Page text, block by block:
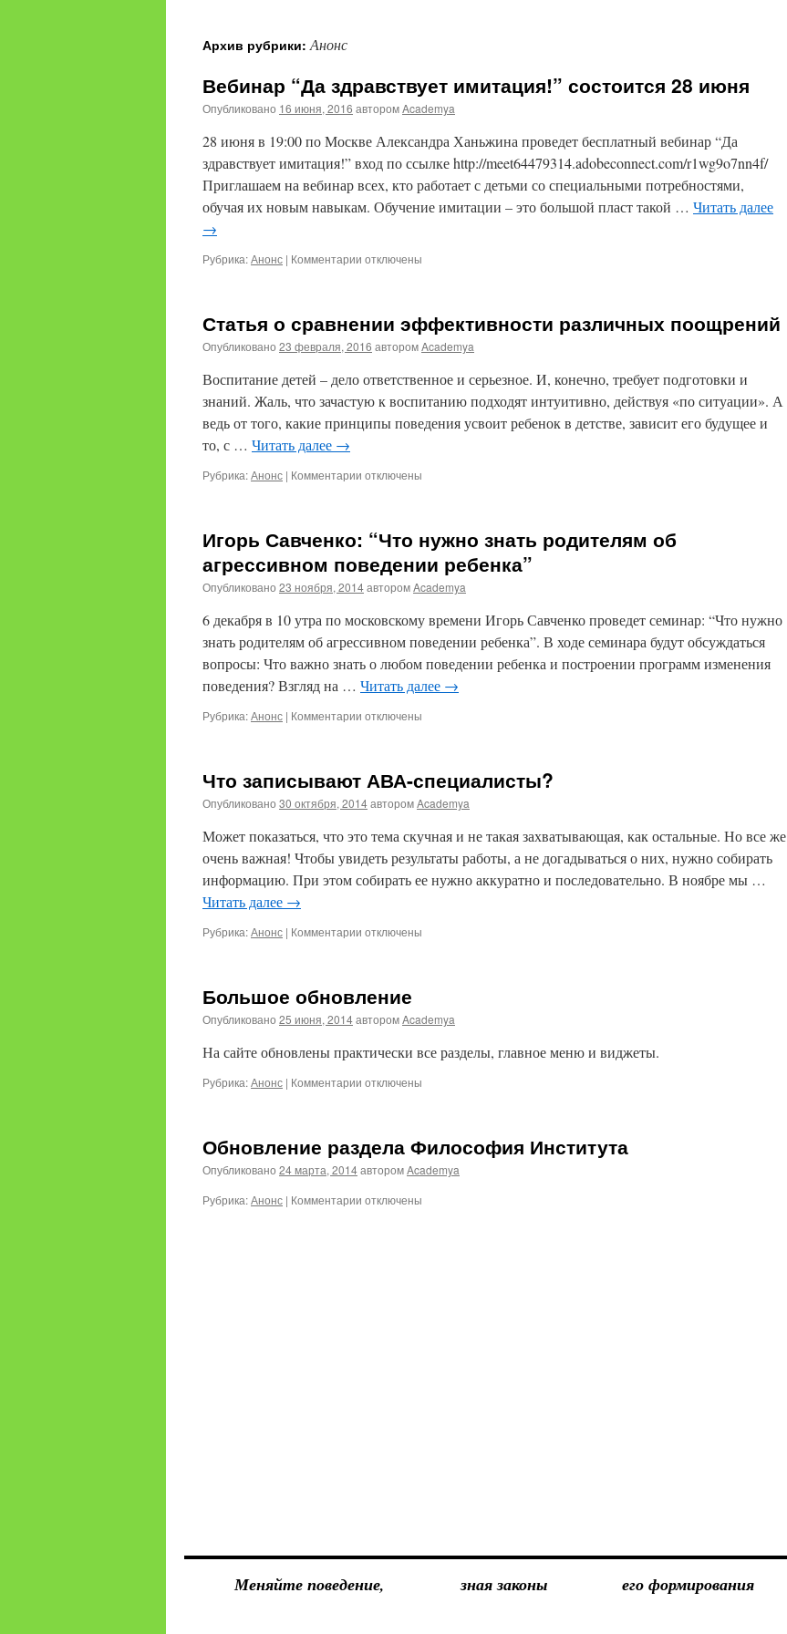
Архив рубрики:Анонс
Вебинар “Да здравствует имитация!” состоится 28 июня
Опубликовано 16 июня, 2016 авторомAcademya
28 июня в 19:00 по Москве Александра Ханьжина проведет бесплатный вебинар “Да
здравствует имитация!” вход по ссылке http://meet64479314.adobeconnect.com/r1wg9o7nn4f/
Приглашаем на вебинар всех, кто работает с детьми со специальными потребностями,
обучая их новым навыкам. Обучение имитации – это большой пласт такой … Читать далее
→
Рубрика:Анонс | Комментарии к
здравствует
имитация!”
состоится
июня
отключены
Статья о сравнении эффективности различных поощрений
Опубликовано 23 февраля, 2016 авторомAcademya
Воспитание детей – дело ответственное и серьезное. И, конечно, требует подготовки и
знаний. Жаль, что зачастую к воспитанию подходят интуитивно, действуя «по ситуации». А
ведь от того, какие принципы поведения усвоит ребенок в детстве, зависит его будущее и
то, с … Читать далее →
Рубрика:Анонс | Комментарии к
сравнении
эффективности
различных
поощрений
отключены
Игорь Савченко: “Что нужно знать родителям об
агрессивном поведении ребенка”
Опубликовано 23 ноября, 2014авторомAcademya
6 декабря в 10 утра по московскому времени Игорь Савченко проведет семинар: “Что нужно
знать родителям об агрессивном поведении ребенка”. В ходе семинара будут обсуждаться
вопросы: Что важно знать о любом поведении ребенка и построении программ изменения
поведения? Взгляд на … Читать далее →
Рубрика:Анонс | Комментарии к
“Что
нужно
знать
об
агрессивном
поведении
отключены
Что записывают АВА-специалисты?
Опубликовано 30 октября, 2014авторомAcademya
Может показаться, что это тема скучная и не такая захватывающая, как остальные. Но все же
очень важная! Чтобы увидеть результаты работы, а не догадываться о них, нужно собирать
информацию. При этом собирать ее нужно аккуратно и последовательно. В ноябре мы …
Читать далее →
Рубрика:Анонс | Комментарии к
АВА-
специалисты?
отключены
Большое обновление
Опубликовано 25 июня, 2014авторомAcademya
На сайте обновлены практически все разделы, главное меню и виджеты.
Рубрика:Анонс | Комментарии котключены
Обновление раздела Философия Института
Опубликовано 24 марта, 2014авторомAcademya
Рубрика:Анонс | Комментарии котключены
Меняйте поведение, зная законы его формирования